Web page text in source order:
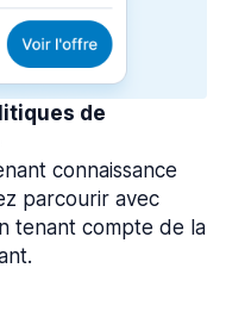
de
connaissance
parcourir avec
tenant compte de la